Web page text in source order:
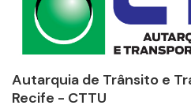
Autarquia de Trânsito e
Recife - CTTU